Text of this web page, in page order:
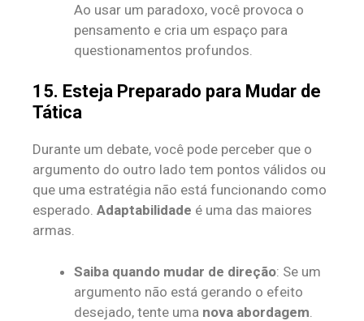
Ao usar um paradoxo, você provoca o
pensamento e cria um espaço para
questionamentos profundos.
15. Esteja Preparado para Mudar de
Tática
Durante um debate, você pode perceber que o
argumento do outro lado tem pontos válidos ou
que uma estratégia não está funcionando como
esperado. Adaptabilidade é uma das maiores
armas.
Saiba quando mudar de direção: Se um
argumento não está gerando o efeito
desejado, tente uma nova abordagem